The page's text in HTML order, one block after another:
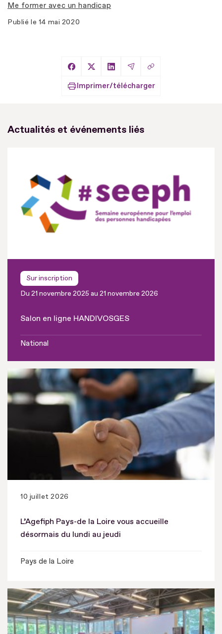
Me former avec un handicap
Publié le 14 mai 2020
Partager sur Facebook
Partager sur X
Partager sur LinkedIn
Partager par Email
Copier le lien
Imprimer/télécharger
Actualités et événements liés
Sur inscription
Du 21 novembre 2025 au 21 novembre 2026
Salon en ligne HANDIVOSGES
National
10 juillet 2026
L’Agefiph Pays-de la Loire vous accueille
désormais du lundi au jeudi
Pays de la Loire